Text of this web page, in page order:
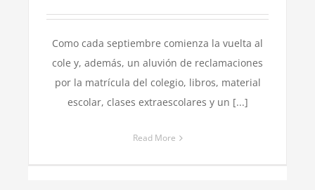
Como cada septiembre comienza la vuelta al
cole y, además, un aluvión de reclamaciones
por la matrícula del colegio, libros, material
escolar, clases extraescolares y un [...]
Read More